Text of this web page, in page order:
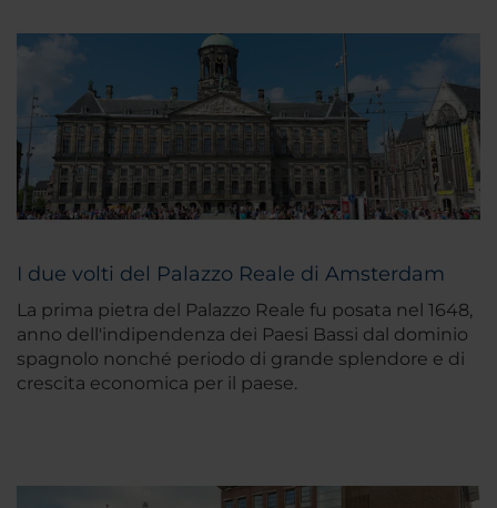
I due volti del Palazzo Reale di Amsterdam
La prima pietra del Palazzo Reale fu posata nel 1648,
anno dell'indipendenza dei Paesi Bassi dal dominio
spagnolo nonché periodo di grande splendore e di
crescita economica per il paese.